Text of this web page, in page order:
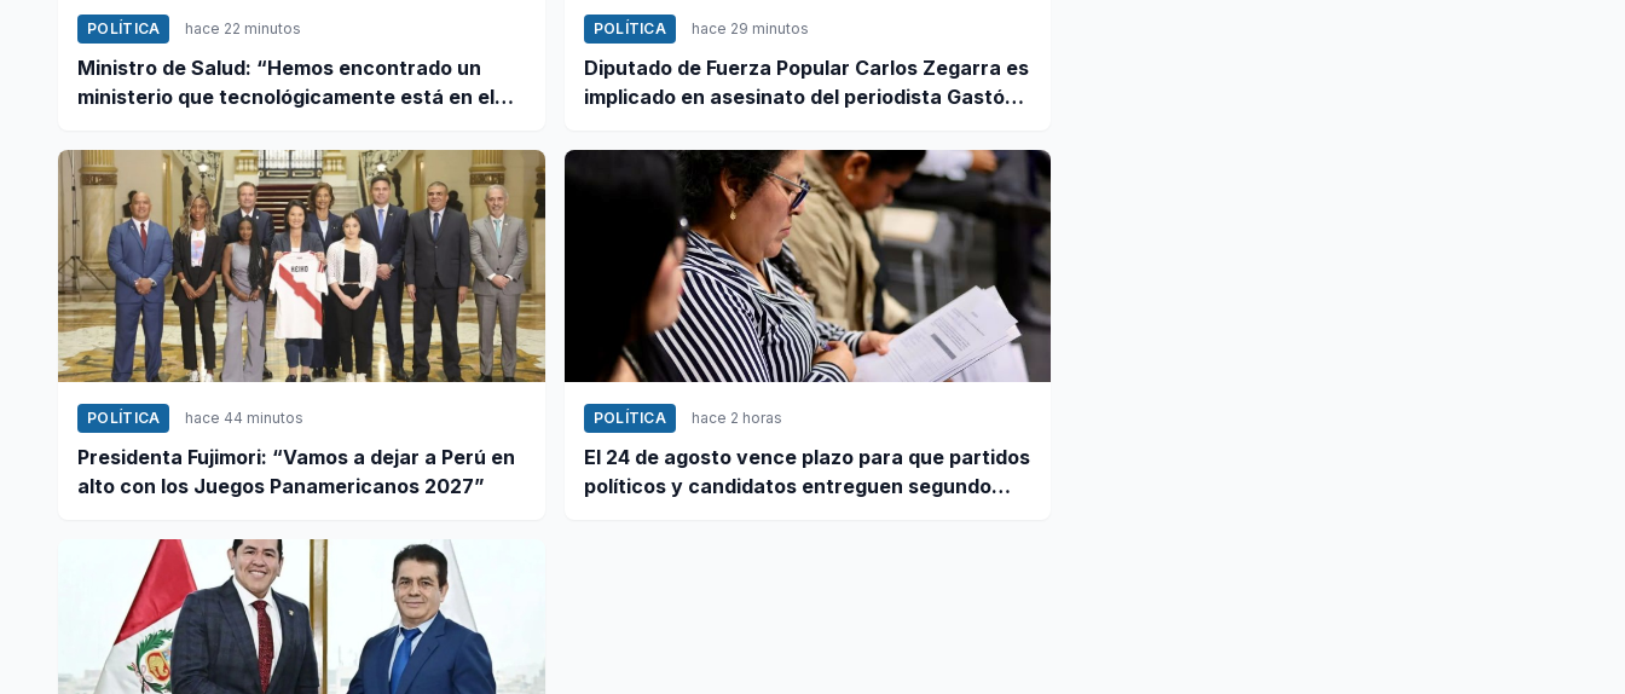
POLÍTICA hace 22 minutos
Ministro de Salud: “Hemos encontrado un
ministerio que tecnológicamente está en el
POLÍTICA hace 29 minutos
Diputado de Fuerza Popular Carlos Zegarra es
implicado en asesinato del periodista Gastón
POLÍTICA hace 44 minutos
Presidenta Fujimori: “Vamos a dejar a Perú en
alto con los Juegos Panamericanos 2027”
POLÍTICA hace 2 horas
El 24 de agosto vence plazo para que partidos
políticos y candidatos entreguen segundo